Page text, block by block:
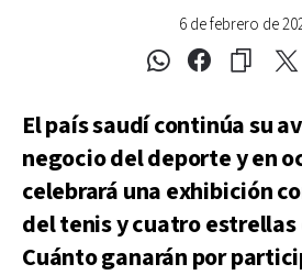
6 de febrero de
El país saudí continúa su
negocio del deporte y en
celebrará una exhibición
del tenis y cuatro
Cuánto ganarán por